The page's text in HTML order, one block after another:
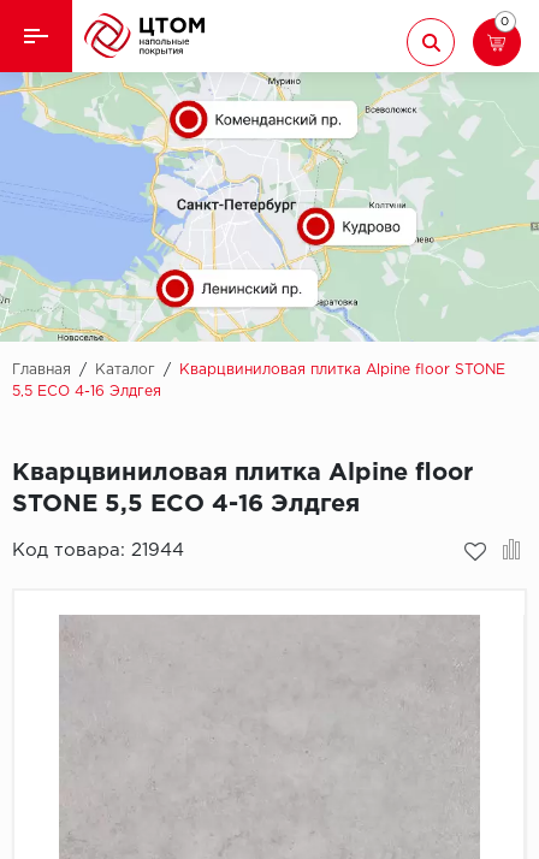
Назад
Кварцвиниловая плитка
Назад
Aberhof
Adelar
Alfa
AllureFloor
Alpine floor
Arbiton
Classen
CorkArt Vinyl
Ламинат
Ковролин
Линолеум
Паркет
Плинтус
0
Главная / Каталог /
Кварцвиниловая плитка Alpine floor STONE
5,5 ЕСО 4-16 Элдгея
Кварцвиниловая плитка Alpine floor
STONE 5,5 ЕСО 4-16 Элдгея
Код товара: 21944